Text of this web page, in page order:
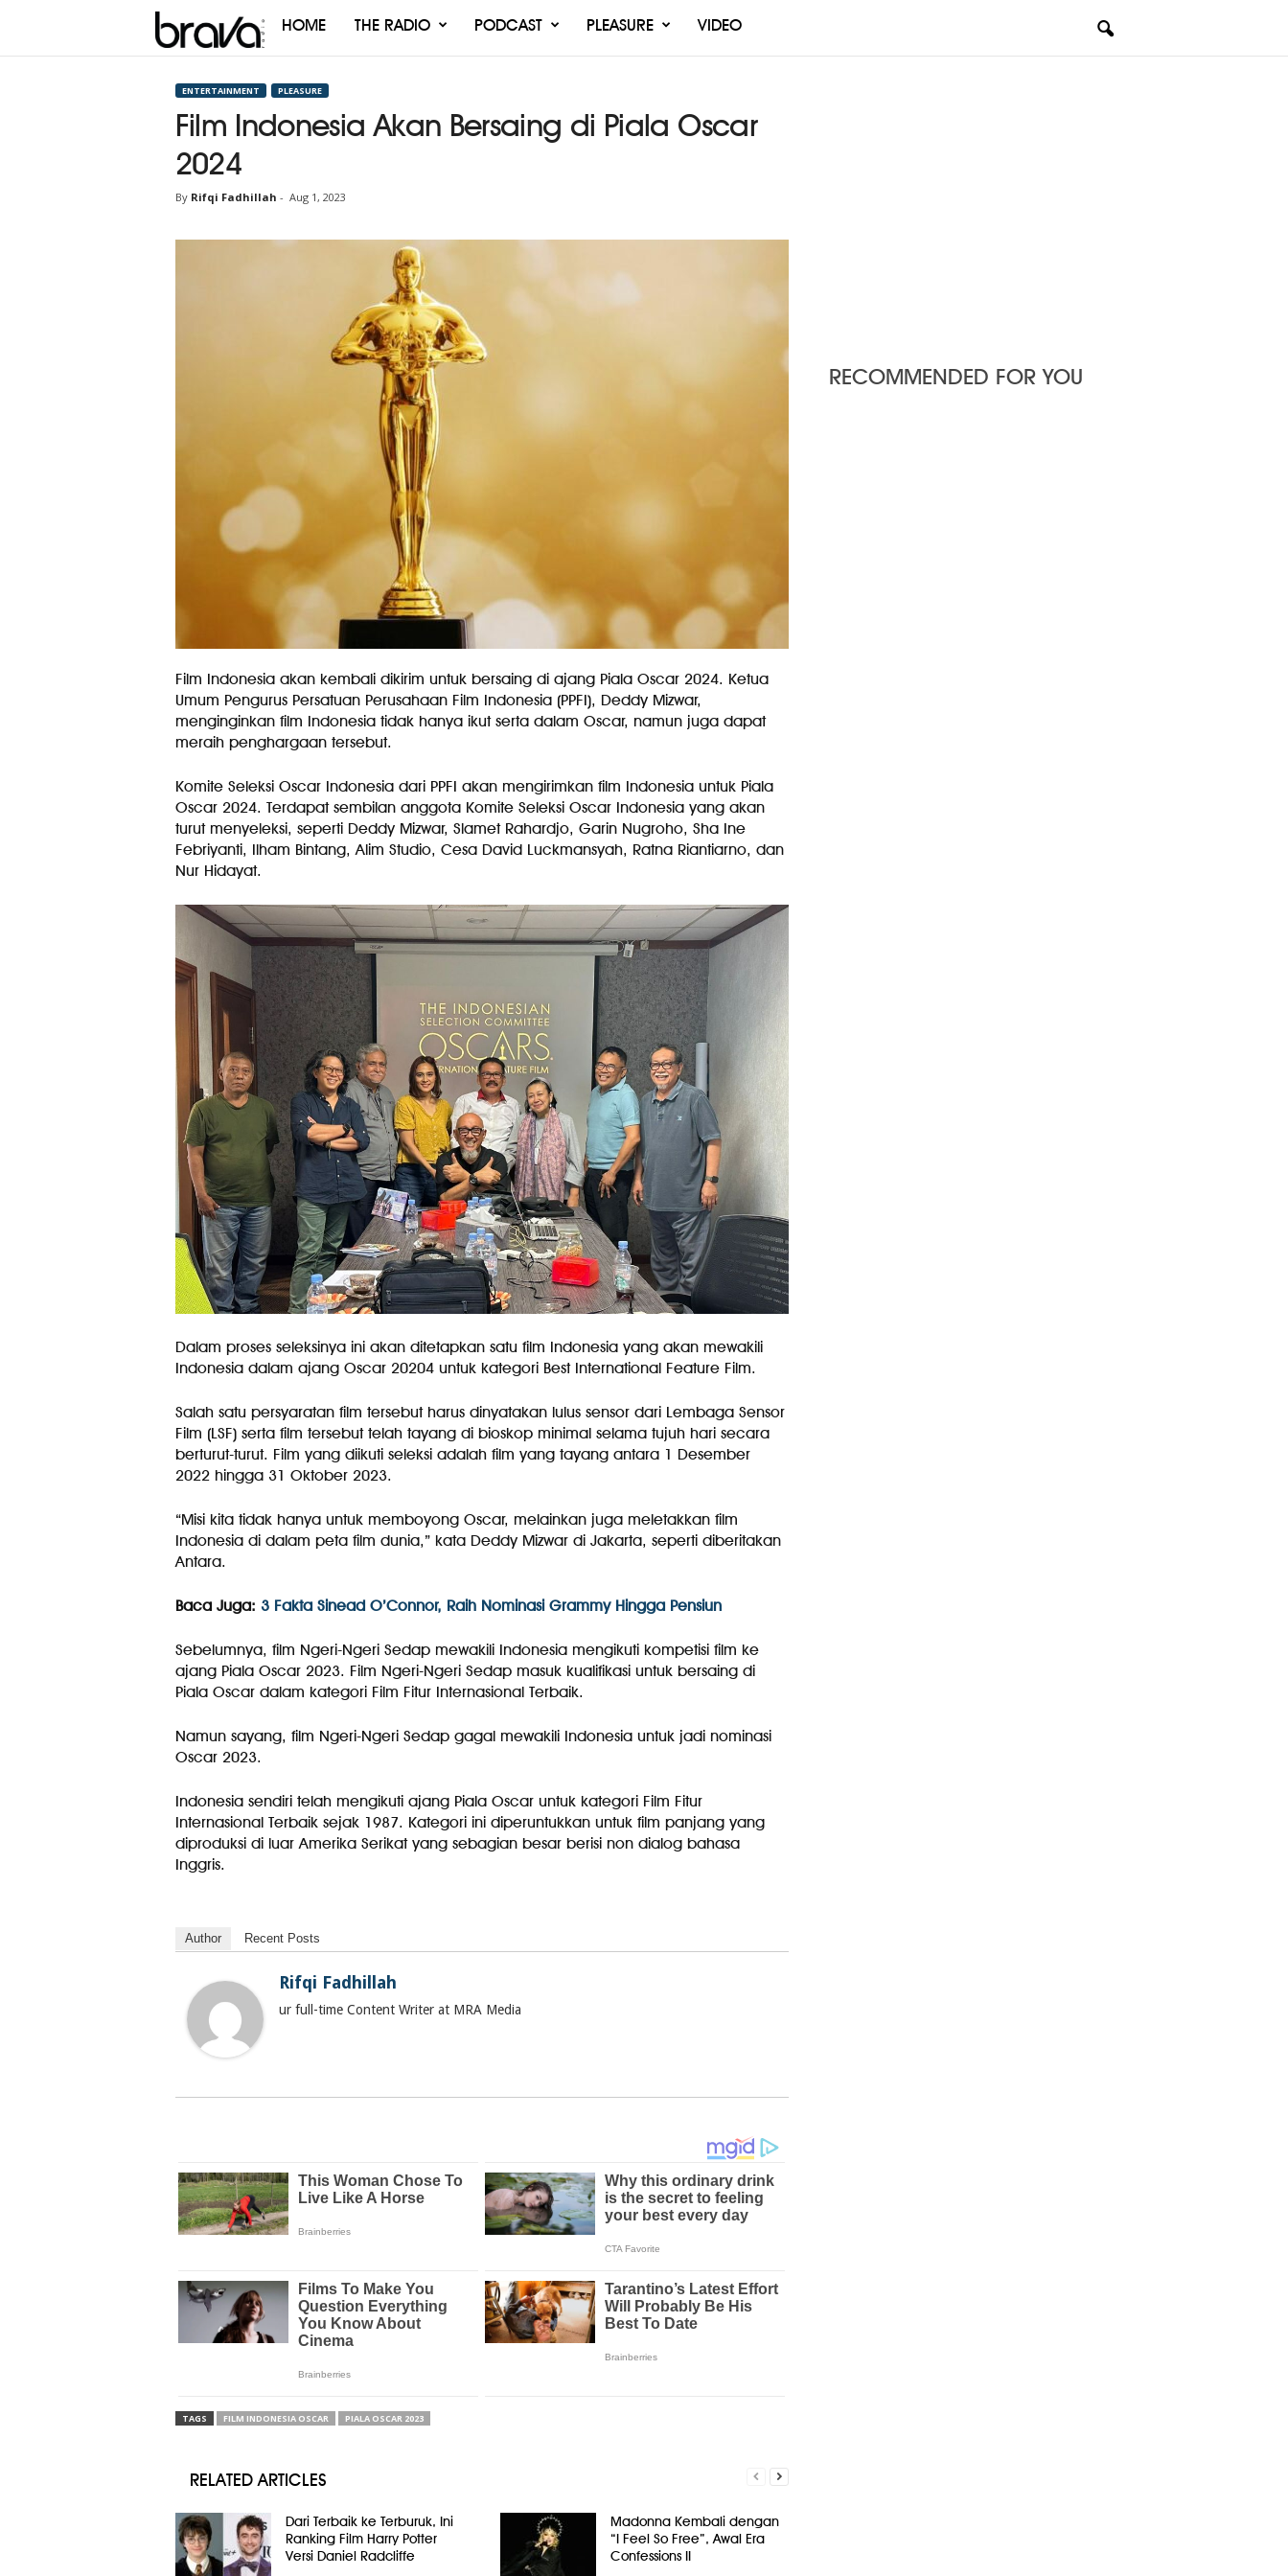
Brava
HOME THE RADIO PODCAST PLEASURE VIDEO
ENTERTAINMENT PLEASURE
Film Indonesia Akan Bersaing di Piala Oscar
2024
By Rifqi Fadhillah - Aug 1, 2023
Film Indonesia akan kembali dikirim untuk bersaing di ajang Piala Oscar 2024. Ketua
Umum Pengurus Persatuan Perusahaan Film Indonesia (PPFI), Deddy Mizwar,
menginginkan film Indonesia tidak hanya ikut serta dalam Oscar, namun juga dapat
meraih penghargaan tersebut.
Komite Seleksi Oscar Indonesia dari PPFI akan mengirimkan film Indonesia untuk Piala
Oscar 2024. Terdapat sembilan anggota Komite Seleksi Oscar Indonesia yang akan
turut menyeleksi, seperti Deddy Mizwar, Slamet Rahardjo, Garin Nugroho, Sha Ine
Febriyanti, Ilham Bintang, Alim Studio, Cesa David Luckmansyah, Ratna Riantiarno, dan
Nur Hidayat.
Dalam proses seleksinya ini akan ditetapkan satu film Indonesia yang akan mewakili
Indonesia dalam ajang Oscar 20204 untuk kategori Best International Feature Film.
Salah satu persyaratan film tersebut harus dinyatakan lulus sensor dari Lembaga Sensor
Film (LSF) serta film tersebut telah tayang di bioskop minimal selama tujuh hari secara
berturut-turut. Film yang diikuti seleksi adalah film yang tayang antara 1 Desember
2022 hingga 31 Oktober 2023.
“Misi kita tidak hanya untuk memboyong Oscar, melainkan juga meletakkan film
Indonesia di dalam peta film dunia,” kata Deddy Mizwar di Jakarta, seperti diberitakan
Antara.
Baca Juga: 3 Fakta Sinead O’Connor, Raih Nominasi Grammy Hingga Pensiun
Sebelumnya, film Ngeri-Ngeri Sedap mewakili Indonesia mengikuti kompetisi film ke
ajang Piala Oscar 2023. Film Ngeri-Ngeri Sedap masuk kualifikasi untuk bersaing di
Piala Oscar dalam kategori Film Fitur Internasional Terbaik.
Namun sayang, film Ngeri-Ngeri Sedap gagal mewakili Indonesia untuk jadi nominasi
Oscar 2023.
Indonesia sendiri telah mengikuti ajang Piala Oscar untuk kategori Film Fitur
Internasional Terbaik sejak 1987. Kategori ini diperuntukkan untuk film panjang yang
diproduksi di luar Amerika Serikat yang sebagian besar berisi non dialog bahasa
Inggris.
Author Recent Posts
Rifqi Fadhillah
ur full-time Content Writer at MRA Media
TAGS FILM INDONESIA OSCAR PIALA OSCAR 2023
RELATED ARTICLES
Dari Terbaik ke Terburuk, Ini
Ranking Film Harry Potter
Versi Daniel Radcliffe
Madonna Kembali dengan
“I Feel So Free”, Awal Era
Confessions II
RECOMMENDED FOR YOU